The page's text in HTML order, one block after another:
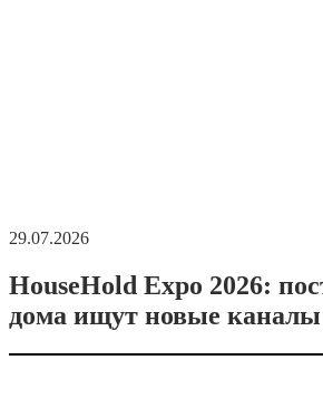
29.07.2026
HouseHold Expo 2026:
дома ищут новые каналы